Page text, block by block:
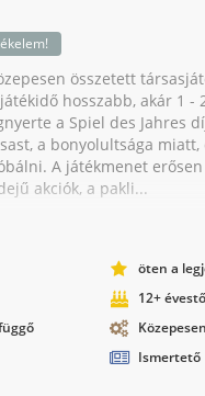
összetett
hosszabb, akár 1 -
a Spiel des Jahres
a bonyolultsága miatt,
A játékmenet
akciók, a pakli...
öten a
12+
Ismertető